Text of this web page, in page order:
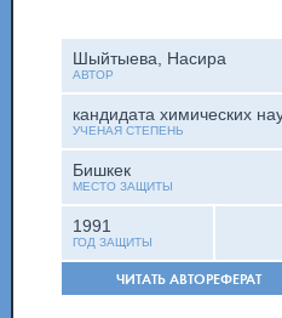
Шыйтыева, Насира
АВТОР
кандидата химических
УЧЕНАЯ СТЕПЕНЬ
Бишкек
МЕСТО ЗАЩИТЫ
1991
ГОД ЗАЩИТЫ
ЧИТАТЬ АВТОРЕФЕРАТ